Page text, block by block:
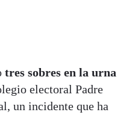
tres sobres en la urna
electoral Padre
un incidente que ha